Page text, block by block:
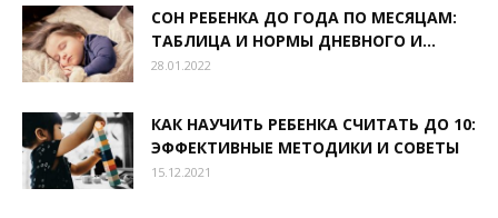
СОН РЕБЕНКА ДО ГОДА ПО МЕСЯЦАМ:
ТАБЛИЦА И НОРМЫ ДНЕВНОГО И...
28.01.2022
КАК НАУЧИТЬ РЕБЕНКА СЧИТАТЬ ДО 10:
ЭФФЕКТИВНЫЕ МЕТОДИКИ И СОВЕТЫ
15.12.2021